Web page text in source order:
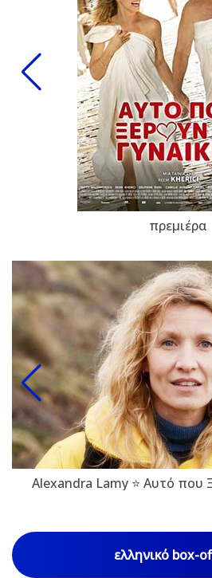
πρεμιέρα
Alexandra Lamy ⭐ Αυτό που
ελληνικό box-